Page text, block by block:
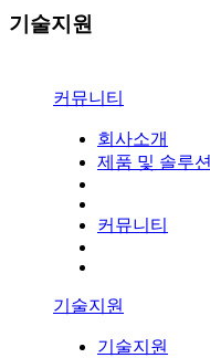
기술지원
커뮤니티
회사소개
제품 및 솔루션
커뮤니티
기술지원
기술지원